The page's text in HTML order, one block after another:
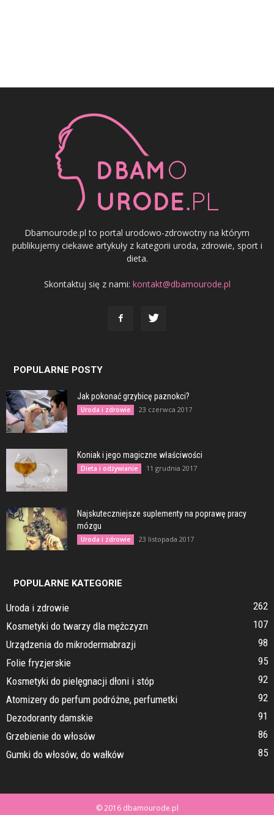
Dbamourode.pl to portal urodowo-zdrowotny na którym
publikujemy ciekawe artykuły z kategorii uroda, zdrowie, sport i
dieta.
Skontaktuj się z nami: kontakt@dbamourode.pl
POPULARNE POSTY
Jak pokonać grzybicę paznokci?
Uroda i zdrowie 23 czerwca 2017
Koniak i jego magiczne właściwości
Dieta i odżywianie 11 grudnia 2017
Najskuteczniejsze suplementy na poprawę pracy
mózgu
Uroda i zdrowie 23 listopada 2017
POPULARNE KATEGORIE
Uroda i zdrowie
262
Kosmetyki do twarzy dla mężczyzn
107
Urządzenia do mikrodermabrazji
98
Folie fryzjerskie
95
Kosmetyki do pielęgnacji dłoni i stóp
92
Atomizery do perfum podróżne, perfumetki
92
Dezodoranty damskie
91
Grzebienie do włosów
86
Gumki do włosów, do wałków
85
© 2016 dbamourode.pl